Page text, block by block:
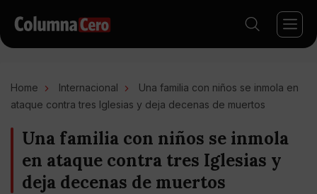
Home Internacional
Una familia con niños se inmola en
ataque contra tres Iglesias y deja decenas de muertos
Una familia con niños se inmola
en ataque contra tres Iglesias y
deja decenas de muertos